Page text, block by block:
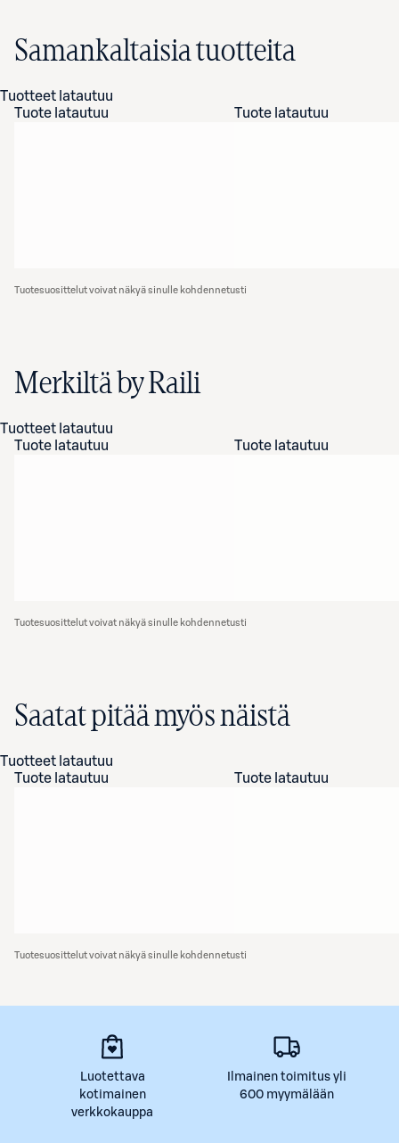
Samankaltaisia tuotteita
Tuotteet latautuu
Tuote latautuu
Tuote latautuu
Tuotesuosittelut voivat näkyä sinulle kohdennetusti
Merkiltä by Raili
Tuotteet latautuu
Tuote latautuu
Tuote latautuu
Tuotesuosittelut voivat näkyä sinulle kohdennetusti
Saatat pitää myös näistä
Tuotteet latautuu
Tuote latautuu
Tuote latautuu
Tuotesuosittelut voivat näkyä sinulle kohdennetusti
Luotettava
kotimainen
verkkokauppa
Ilmainen toimitus yli
600 myymälään